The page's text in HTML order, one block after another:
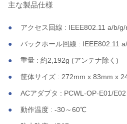
主な製品仕様
アクセス回線 : IEEE802.11 a/b/
バックホール回線 : IEEE802.11
重量 : 約2,192g (アンテナ除く)
筐体サイズ : 272mm x 83mm x
ACアダプタ : PCWL-OP-E01/E02
動作温度 : -30～60℃